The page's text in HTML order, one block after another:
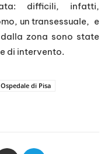
difficili, infatti,
un transessuale, e
zona sono state
di intervento.
Ospedale di Pisa